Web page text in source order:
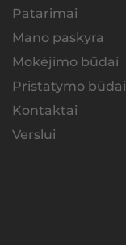
Patarimai
Mano paskyra
Mokėjimo būdai
Pristatymo būdai
Kontaktai
Verslui